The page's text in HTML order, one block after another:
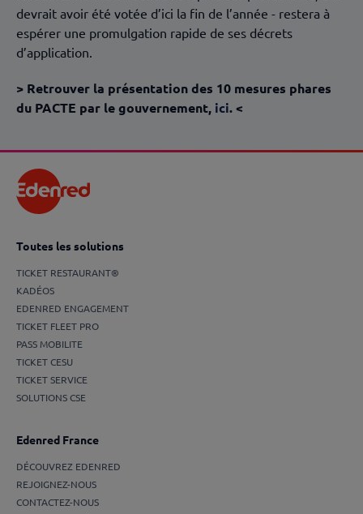
devrait avoir été votée d’ici la fin de l’année - restera à
espérer une promulgation rapide de ses décrets
d’application.
> Retrouver la présentation des 10 mesures phares
du PACTE par le gouvernement, ici. <
Toutes les solutions
TICKET RESTAURANT®
KADÉOS
EDENRED ENGAGEMENT
TICKET FLEET PRO
PASS MOBILITE
TICKET CESU
TICKET SERVICE
SOLUTIONS CSE
Edenred France
DÉCOUVREZ EDENRED
REJOIGNEZ-NOUS
CONTACTEZ-NOUS